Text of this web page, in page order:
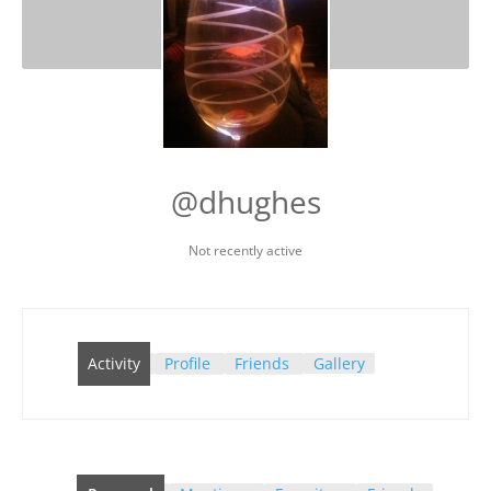
@dhughes
Not recently active
Activity Profile Friends Gallery